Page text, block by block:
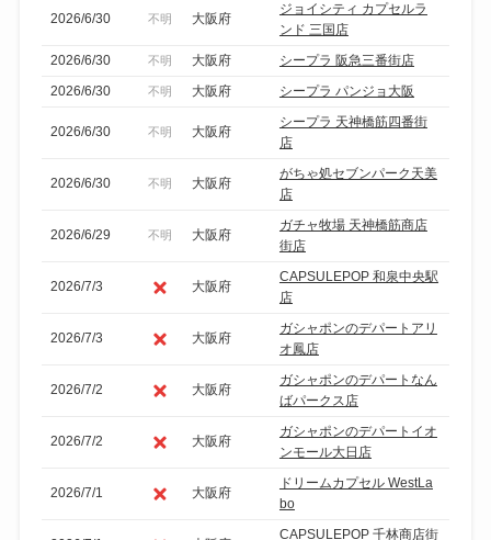
2026/6/30 不明 大阪府
ジョイシティ カプセルラ
ンド 三国店
2026/6/30
不明 大阪府
シープラ 阪急三番街店
2026/6/30
不明 大阪府 シープラ パンジョ大阪
2026/6/30 不明 大阪府
シープラ 天神橋筋四番街
店
2026/6/30 不明 大阪府
がちゃ処セブンパーク天美
店
2026/6/29 不明 大阪府
ガチャ牧場 天神橋筋商店
街店
2026/7/3 大阪府
CAPSULEPOP 和泉中央駅
店
2026/7/3 大阪府
ガシャポンのデパートアリ
オ鳳店
2026/7/2 大阪府
ガシャポンのデパートなん
ばパークス店
2026/7/2 大阪府
ガシャポンのデパートイオ
ンモール大日店
2026/7/1 大阪府
ドリームカプセル WestLa
bo
CAPSULEPOP 千林商店街